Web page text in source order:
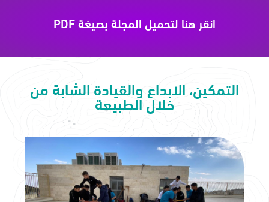
انقر هنا لتحميل المجلة بصيغة PDF
التمكين، الابداع والقيادة الشابة من
خلال الطبيعة